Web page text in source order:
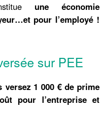
une économie
pour l’employé !
sur PEE
versez 1 000 € de prime
pour l’entreprise et